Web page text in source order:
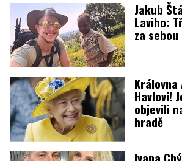
Jakub
Laviho:
za
Královna
Havlovi!
objevili
hradě
Ivana